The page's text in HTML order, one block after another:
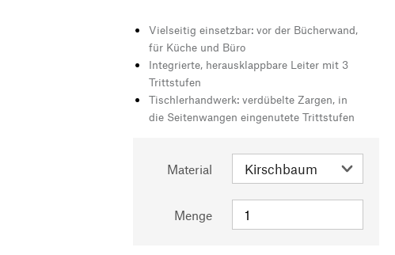
Vielseitig einsetzbar: vor der Bücherwand,
für Küche und Büro
Integrierte, herausklappbare Leiter mit 3
Trittstufen
Tischlerhandwerk: verdübelte Zargen, in
die Seitenwangen eingenutete Trittstufen
Material
Menge